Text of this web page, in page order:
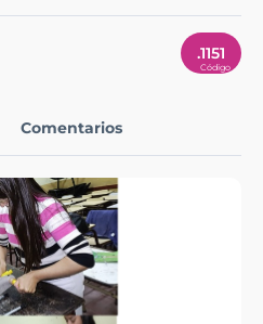
Comentarios
.1151